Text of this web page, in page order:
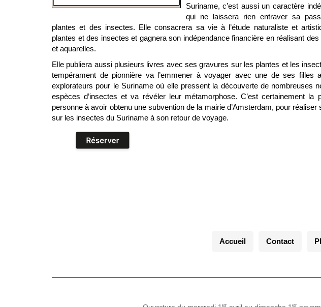
Suriname, c’est aussi un caractère
qui ne laissera rien entraver sa
plantes et des insectes. Elle consacrera sa vie à l’étude naturaliste et
plantes et des insectes et gagnera son indépendance financière en réalisant
et aquarelles.
Elle publiera aussi plusieurs livres avec ses gravures sur les plantes et les
tempérament de pionnière va l’emmener à voyager avec une de ses filles
explorateurs pour le Suriname où elle pressent la découverte de nombreuses
espèces d’insectes et va révéler leur métamorphose. C’est certainement la
personne à avoir obtenu une subvention de la mairie d’Amsterdam, pour réaliser
sur les insectes du Suriname à son retour de voyage.
Accueil Contact
er er